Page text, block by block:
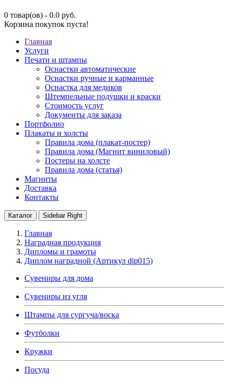
0 товар(ов) - 0.0 руб.
Корзина покупок пуста!
Главная
Услуги
Печати и штампы
Оснастки автоматические
Оснастки ручные и карманные
Оснастка для медиков
Штемпельные подушки и краски
Стоимость услуг
Документы для заказа
Портфолио
Плакаты и холсты
Правила дома (плакат-постер)
Правила дома (Магнит виниловый)
Постеры на холсте
Правила дома (статья)
Магниты
Доставка
Контакты
Каталог Sidebar Right
Главная
Наградная продукция
Дипломы и грамоты
Диплом наградной (Артикул dip015)
Сувениры для дома
Сувениры из угля
Штампы для сургуча/воска
Футболки
Кружки
Посуда